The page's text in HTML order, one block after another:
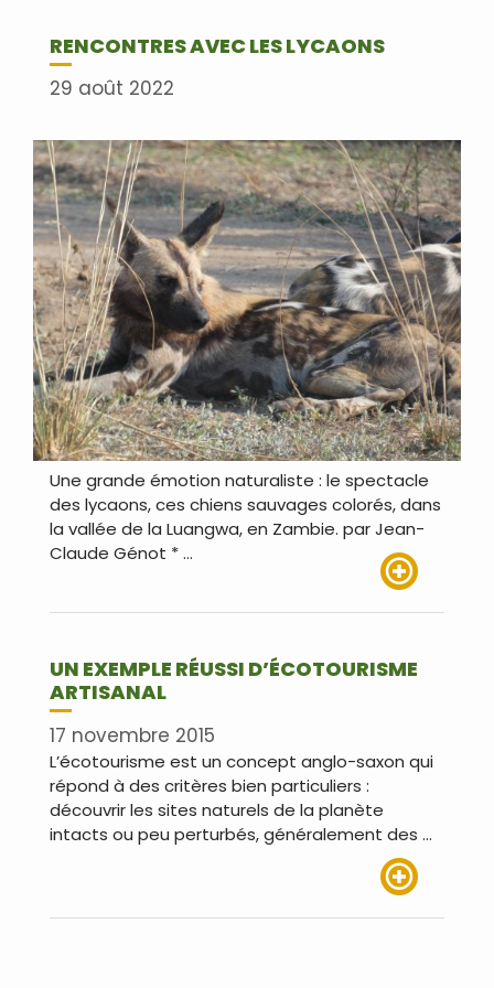
RENCONTRES AVEC LES LYCAONS
29 août 2022
Une grande émotion naturaliste : le spectacle
des lycaons, ces chiens sauvages colorés, dans
la vallée de la Luangwa, en Zambie. par Jean-
Claude Génot * …
UN EXEMPLE RÉUSSI D’ÉCOTOURISME
ARTISANAL
17 novembre 2015
L’écotourisme est un concept anglo-saxon qui
répond à des critères bien particuliers :
découvrir les sites naturels de la planète
intacts ou peu perturbés, généralement des …